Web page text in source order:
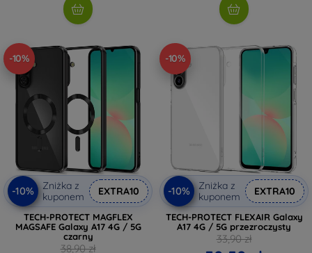
-10%
-10%
Zniżka z
kuponem
EXTRA10
TECH-PROTECT MAGFLEX
MAGSAFE Galaxy A17 4G / 5G
czarny
38,90 zł
-10%
-10%
Zniżka z
kuponem
EXTRA10
TECH-PROTECT FLEXAIR Galaxy
A17 4G / 5G przezroczysty
33,90 zł